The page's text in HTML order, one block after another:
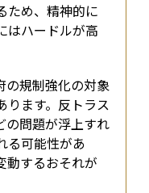
ため、精神的に
はハードルが高
の規制強化の対象
ります。反トラス
の問題が浮上すれ
る可能性があ
動するおそれが